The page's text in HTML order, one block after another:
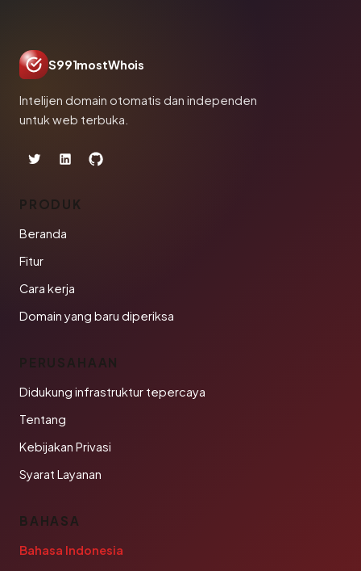
S991mostWhois
Intelijen domain otomatis dan independen
untuk web terbuka.
PRODUK
Beranda
Fitur
Cara kerja
Domain yang baru diperiksa
PERUSAHAAN
Didukung infrastruktur tepercaya
Tentang
Kebijakan Privasi
Syarat Layanan
BAHASA
Bahasa Indonesia